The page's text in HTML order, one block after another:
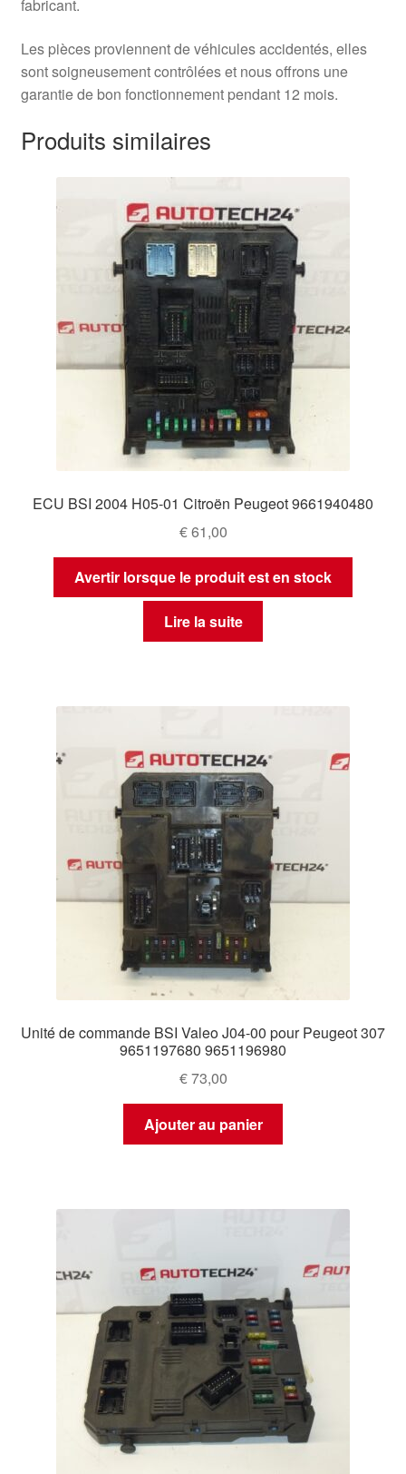
fabricant.
Les pièces proviennent de véhicules accidentés, elles
sont soigneusement contrôlées et nous offrons une
garantie de bon fonctionnement pendant 12 mois.
Produits similaires
ECU BSI 2004 H05-01 Citroën Peugeot 9661940480
€61,00
Avertir lorsque le produit est en stock
Lire la suite
Unité de commande BSI Valeo J04-00 pour Peugeot 307
9651197680 9651196980
€73,00
Ajouter au panier